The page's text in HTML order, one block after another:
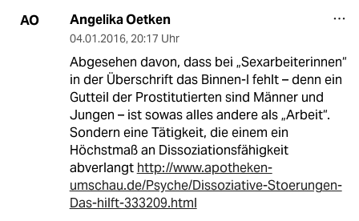
AO Angelika Oetken
04.01.2016, 20:17 Uhr
Abgesehen davon, dass bei „Sexarbeiterinnen“
in der Überschrift das Binnen-I fehlt – denn ein
Gutteil der Prostitutierten sind Männer und
Jungen – ist sowas alles andere als „Arbeit“.
Sondern eine Tätigkeit, die einem ein
Höchstmaß an Dissoziationsfähigkeit
abverlangt http://www.apotheken-
umschau.de/Psyche/Dissoziative-Stoerungen-
Das-hilft-333209.html